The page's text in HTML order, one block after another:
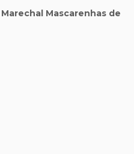
Mascarenhas de